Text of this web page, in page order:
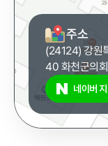
주소
(24124) 강원
40 화천군의회
네이버 지